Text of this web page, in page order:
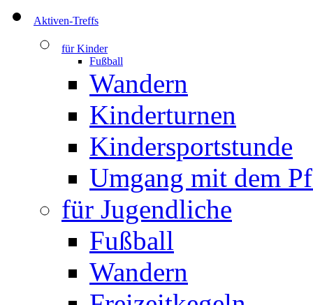
Aktiven-Treffs
für Kinder
Fußball
Wandern
Kinderturnen
Kindersportstunde
Umgang mit dem
für Jugendliche
Fußball
Wandern